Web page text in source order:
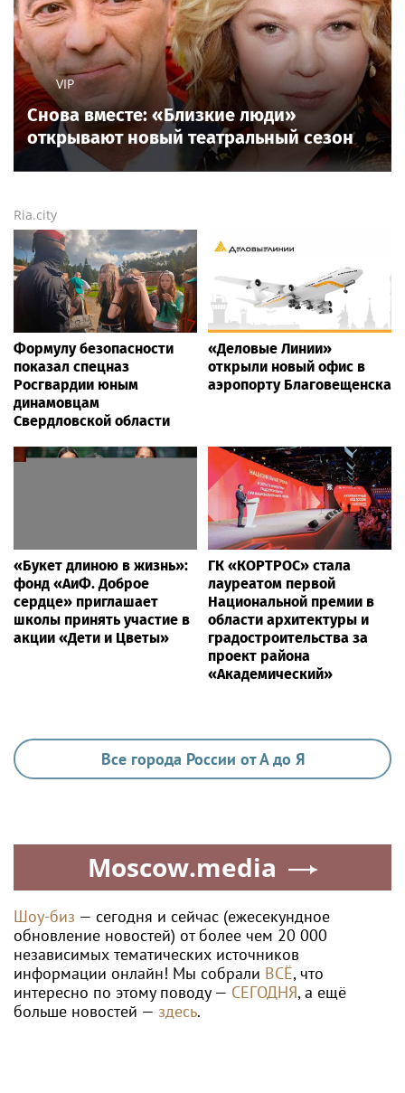
VIP
Снова вместе: «Близкие люди»
открывают новый театральный сезон
Ria.city
Формулу безопасности
показал спецназ
Росгвардии юным
динамовцам
Свердловской области
«Деловые Линии»
открыли новый офис в
аэропорту Благовещенска
«Букет длиною в жизнь»:
фонд «АиФ. Доброе
сердце» приглашает
школы принять участие в
акции «Дети и Цветы»
ГК «КОРТРОС» стала
лауреатом первой
Национальной премии в
области архитектуры и
градостроительства за
проект района
«Академический»
Все города России от А до Я
Moscow.media
Шоу-биз — сегодня и сейчас (ежесекундное
обновление новостей) от более чем 20 000
независимых тематических источников
информации онлайн! Мы собрали ВСЁ, что
интересно по этому поводу — СЕГОДНЯ, а ещё
больше новостей — здесь.